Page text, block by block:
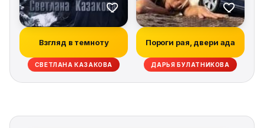
Взгляд в темноту
СВЕТЛАНА КАЗАКОВА
Пороги рая, двери ада
ДАРЬЯ БУЛАТНИКОВА